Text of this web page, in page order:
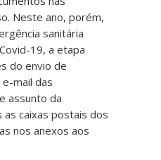
Neste ano, porém,
sanitária
19, a etapa
do envio de
mail das
assunto da
caixas postais dos
nos anexos aos